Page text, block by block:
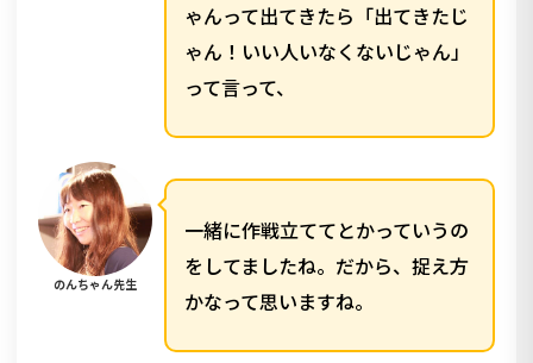
ゃんって出てきたら「出てきたじ
ゃん！いい人いなくないじゃん」
って言って、
のんちゃん先生
一緒に作戦立ててとかっていうの
をしてましたね。だから、捉え方
かなって思いますね。